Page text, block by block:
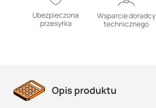
Ubezpieczona
przesyłka
Wsparcie doradcy
technicznego
Opis produktu